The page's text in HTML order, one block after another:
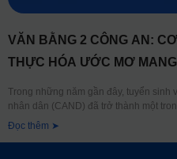
VĂN BẰNG 2 CÔNG AN:
THỰC HÓA ƯỚC MƠ
Trong những năm gần đây, tuyển sinh
nhân dân (CAND) đã trở thành một
Đọc thêm ➤